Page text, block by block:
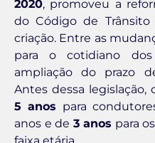
2020, promoveu a
do Código de Trânsito
criação. Entre as
para o cotidiano
ampliação do prazo
Antes dessa legislação,
5 anos para
anos e de 3 anos para
faixa etária.